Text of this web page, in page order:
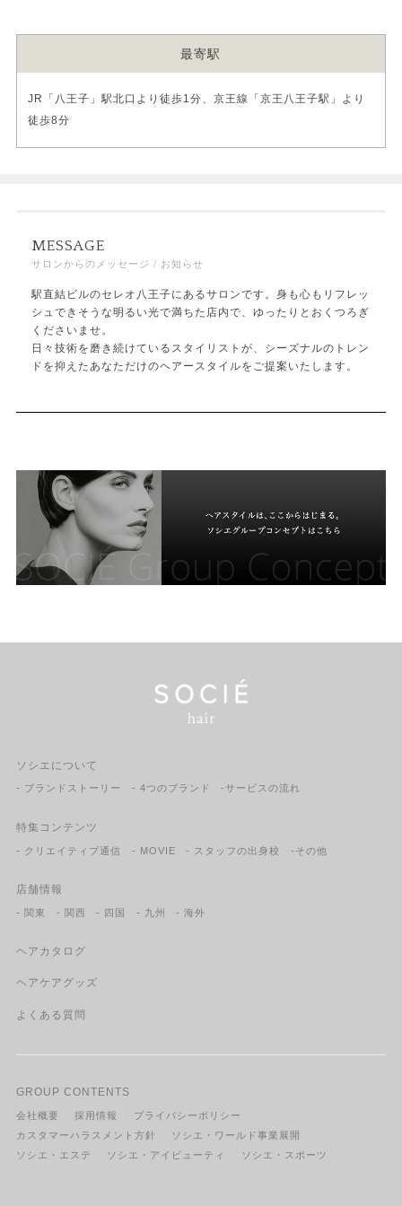
最寄駅
JR「八王子」駅北口より徒歩1分、京王線「京王八王子駅」より
徒歩8分
MESSAGE
サロンからのメッセージ / お知らせ
駅直結ビルのセレオ八王子にあるサロンです。身も心もリフレッ
シュできそうな明るい光で満ちた店内で、ゆったりとおくつろぎ
くださいませ。
日々技術を磨き続けているスタイリストが、シーズナルのトレン
ドを抑えたあなただけのヘアースタイルをご提案いたします。
ソシエについて
- ブランドストーリー - 4つのブランド -サービスの流れ
特集コンテンツ
- クリエイティブ通信 - MOVIE - スタッフの出身校 -その他
店舗情報
- 関東 - 関西 - 四国 - 九州 - 海外
ヘアカタログ
ヘアケアグッズ
よくある質問
GROUP CONTENTS
会社概要 採用情報
プライバシーポリシー
カスタマーハラスメント方針
ソシエ・ワールド事業展開
ソシエ・エステ
ソシエ・アイビューティ ソシエ・スポーツ